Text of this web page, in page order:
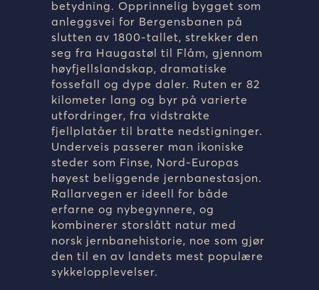
betydning. Opprinnelig bygget som
anleggsvei for Bergensbanen på
slutten av 1800-tallet, strekker den
seg fra Haugastøl til Flåm, gjennom
høyfjellslandskap, dramatiske
fossefall og dype daler. Ruten er 82
kilometer lang og byr på varierte
utfordringer, fra vidstrakte
fjellplatåer til bratte nedstigninger.
Underveis passerer man ikoniske
steder som Finse, Nord-Europas
høyest beliggende jernbanestasjon.
Rallarvegen er ideell for både
erfarne og nybegynnere, og
kombinerer storslått natur med
norsk jernbanehistorie, noe som gjør
den til en av landets mest populære
sykkelopplevelser.